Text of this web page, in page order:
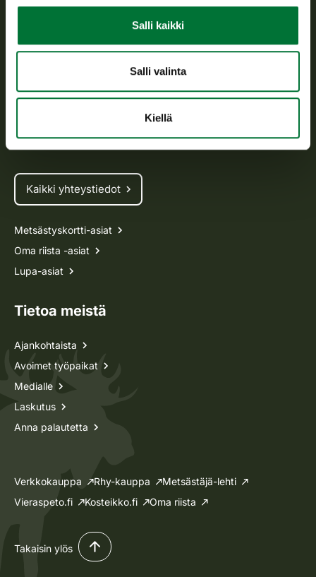
Salli kaikki
Salli valinta
Kiellä
Tietoa meistä
Asiakaspalvelu
Avoinna arkipäivisin klo 9-15.
p. 029 431 2001
Usein kysytyt kysymykset
Kaikki yhteystiedot
Metsästyskortti-asiat
Oma riista -asiat
Lupa-asiat
Tietoa meistä
Ajankohtaista
Avoimet työpaikat
Medialle
Laskutus
Anna palautetta
Verkkokauppa Rhy-kauppa
Metsästäjä-lehti
Vieraspeto.fi
Kosteikko.fi Oma riista
Takaisin ylös